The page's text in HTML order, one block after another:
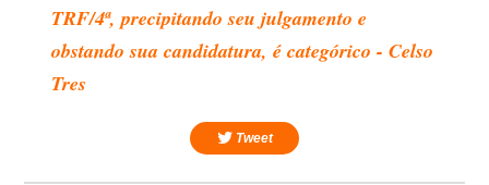
TRF/4ª, precipitando seu julgamento e
obstando sua candidatura, é categórico - Celso
Tres
Tweet